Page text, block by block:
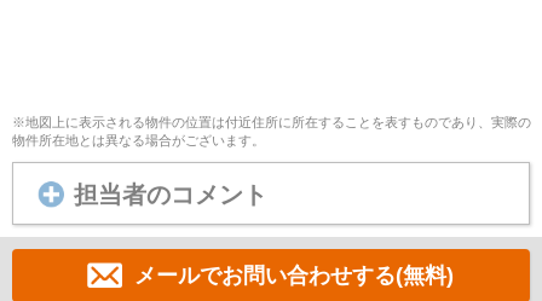
※地図上に表示される物件の位置は付近住所に所在することを表すものであり、実際の
物件所在地とは異なる場合がございます。
担当者のコメント
メールでお問い合わせする(無料)